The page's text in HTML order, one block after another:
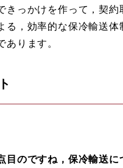
っかけを作って，契約
，効率的な保冷輸送体
ります。
のですね，保冷輸送に